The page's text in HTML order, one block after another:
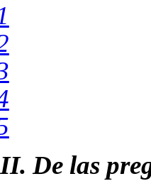
De las